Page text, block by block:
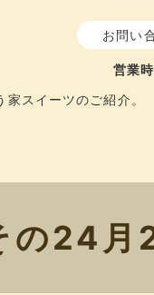
家スイーツのご紹介。
お問い
営業
の24